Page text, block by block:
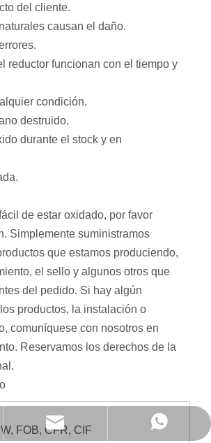
del cliente.
causan el daño.
reductor funcionan con el tiempo y
condición.
destruido.
durante el stock y en
de estar oxidado, por favor
Simplemente suministramos
que estamos produciendo,
el sello y algunos otros que
del pedido. Si hay algún
productos, la instalación o
comuníquese con nosotros en
Reservamos los derechos de la
FOB, CFR, CIF
+86-750-6318209
info@hx-machinery.cn
+8613672844386